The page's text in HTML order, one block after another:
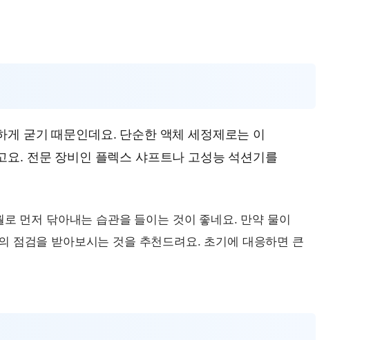
굳기 때문인데요. 단순한 액체 세정제로는 이
. 전문 장비인 플렉스 샤프트나 고성능 석션기를
먼저 닦아내는 습관을 들이는 것이 좋네요. 만약 물이
점검을 받아보시는 것을 추천드려요. 초기에 대응하면 큰